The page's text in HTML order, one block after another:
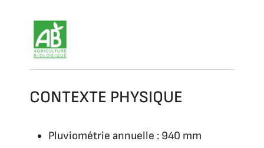
CONTEXTE PHYSIQUE
Pluviométrie annuelle : 940 mm